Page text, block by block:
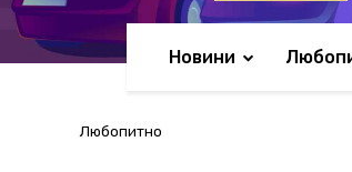
Новини
Любопитно